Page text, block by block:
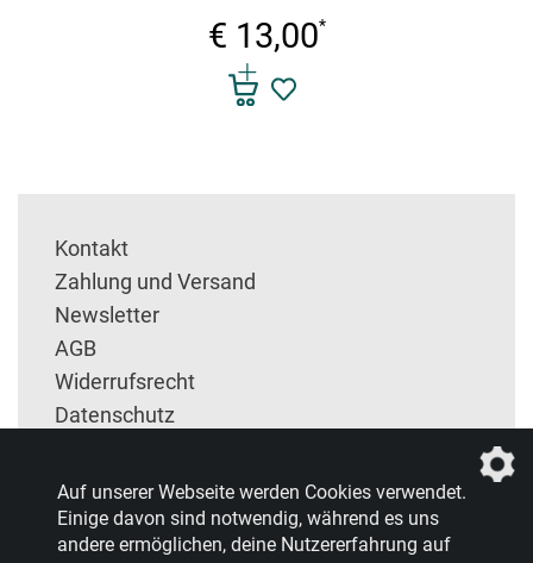
€ 13,00*
Kontakt
Zahlung und Versand
Newsletter
AGB
Widerrufsrecht
Datenschutz
Entsorgung und Rückgabe
Auf unserer Webseite werden Cookies verwendet.
Einige davon sind notwendig, während es uns
andere ermöglichen, deine Nutzererfahrung auf